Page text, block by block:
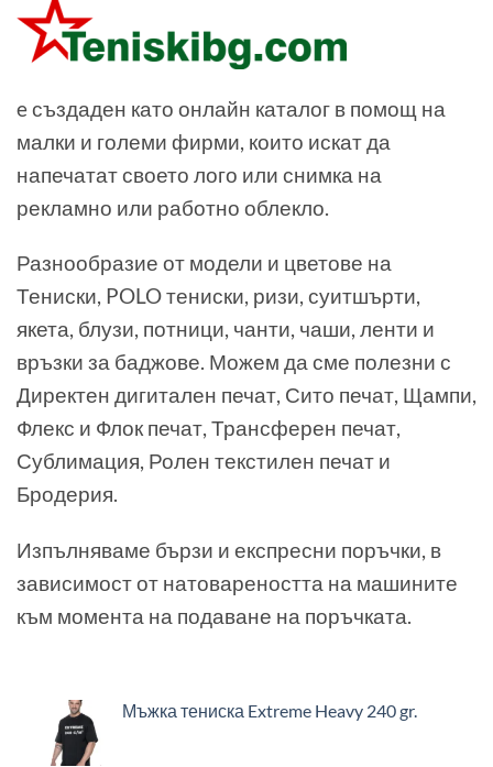
e създаден като онлайн каталог в помощ на
малки и големи фирми, които искат да
напечатат своето лого или снимка на
рекламно или работно облекло.
Разнообразие от модели и цветове на
Тениски, POLO тениски, ризи, суитшърти,
якета, блузи, потници, чанти, чаши, ленти и
връзки за баджове. Можем да сме полезни с
Директен дигитален печат, Сито печат, Щампи,
Флекс и Флок печат, Трансферен печат,
Сублимация, Ролен текстилен печат и
Бродерия.
Изпълняваме бързи и експресни поръчки, в
зависимост от натовареността на машините
към момента на подаване на поръчката.
Мъжка тениска Extreme Heavy 240 gr.